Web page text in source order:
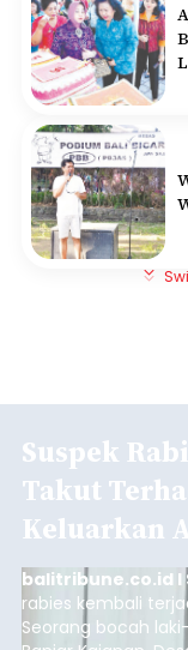
Suspek
Takut
Keluarkan
balitribune.co.id I
rabies kembali
Seorang bocah